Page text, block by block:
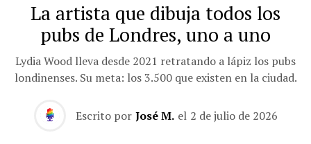
La artista que dibuja todos los
pubs de Londres, uno a uno
Lydia Wood lleva desde 2021 retratando a lápiz los pubs
londinenses. Su meta: los 3.500 que existen en la ciudad.
Escrito por José M. el 2 de julio de 2026